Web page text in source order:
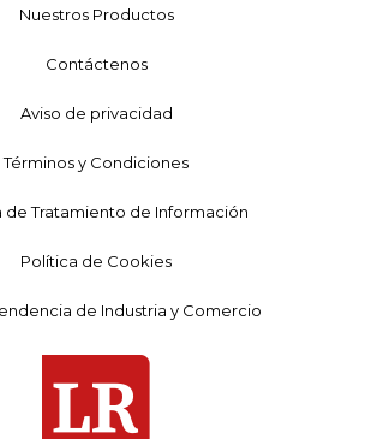
Nuestros Productos
Contáctenos
Aviso de privacidad
Términos y Condiciones
de Tratamiento de Información
Política de Cookies
de Industria y Comercio